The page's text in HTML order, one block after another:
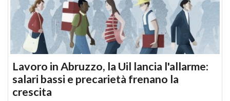
Lavoro in Abruzzo, la Uil lancia l'allarme:
salari bassi e precarietà frenano la
crescita